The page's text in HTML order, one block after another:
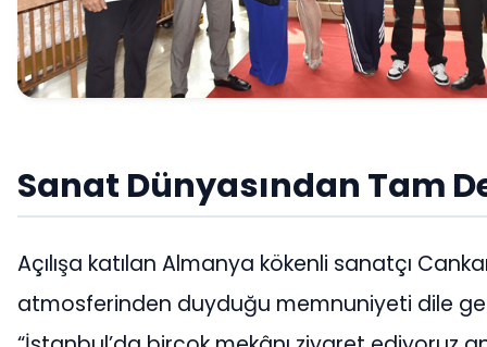
Sanat Dünyasından Tam
Açılışa katılan Almanya kökenli sanatçı
atmosferinden duyduğu memnuniyeti dile